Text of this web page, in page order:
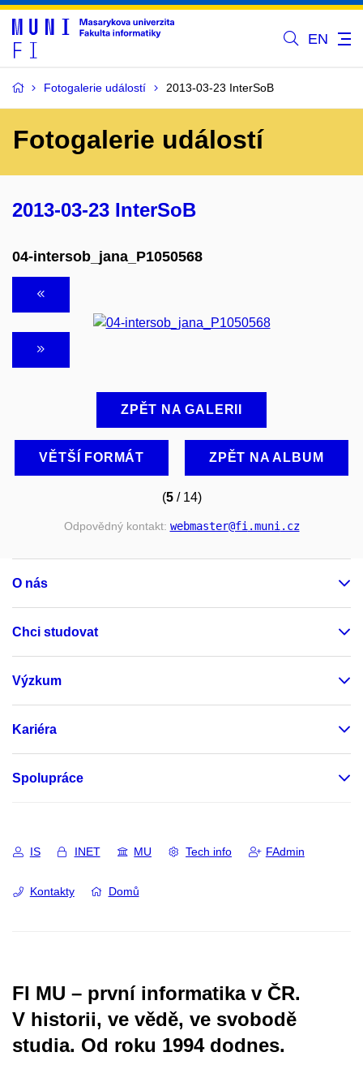
EN
Fotogalerie událostí 2013-03-23 InterSoB
Fotogalerie událostí
2013-03-23 InterSoB
04-intersob_jana_P1050568
ZPĚT NA GALERII
VĚTŠÍ FORMÁT ZPĚT NA ALBUM
(5/ 14)
Odpovědný kontakt: webmaster@fi.muni.cz
O nás
Chci studovat
Výzkum
Kariéra
Spolupráce
IS INET MU Tech info FAdmin
Kontakty Domů
FI MU – první informatika v ČR.
V historii, ve vědě, ve svobodě
studia. Od roku 1994 dodnes.